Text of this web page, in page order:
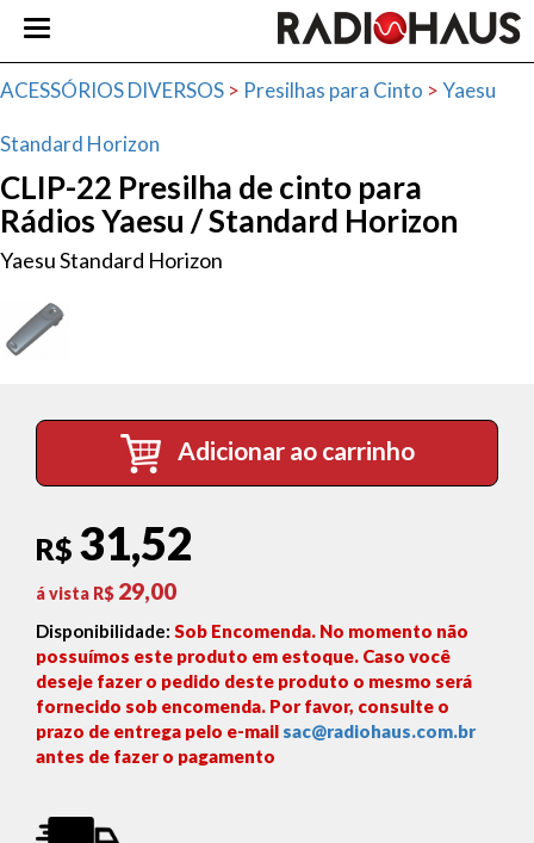
ACESSÓRIOS DIVERSOS > Presilhas para Cinto >Yaesu
Standard Horizon
CLIP-22 Presilha de cinto para
Rádios Yaesu / Standard Horizon
Yaesu Standard Horizon
Adicionar ao carrinho
R$ 31,52
á vista R$ 29,00
Disponibilidade: Sob Encomenda. No momento não
possuímos este produto em estoque. Caso você
deseje fazer o pedido deste produto o mesmo será
fornecido sob encomenda. Por favor, consulte o
prazo de entrega pelo e-mail sac@radiohaus.com.br
antes de fazer o pagamento